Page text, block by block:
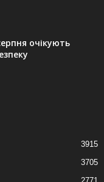
очікують
3915
3705